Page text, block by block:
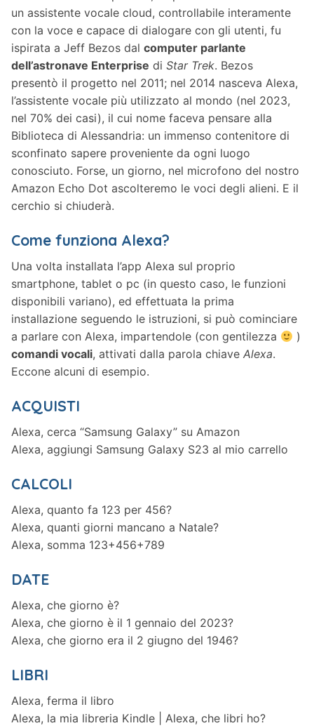
un assistente vocale cloud, controllabile interamente
con la voce e capace di dialogare con gli utenti, fu
ispirata a Jeff Bezos dal computer parlante
dell’astronave Enterprise di Star Trek. Bezos
presentò il progetto nel 2011; nel 2014 nasceva Alexa,
l’assistente vocale più utilizzato al mondo (nel 2023,
nel 70% dei casi), il cui nome faceva pensare alla
Biblioteca di Alessandria: un immenso contenitore di
sconfinato sapere proveniente da ogni luogo
conosciuto. Forse, un giorno, nel microfono del nostro
Amazon Echo Dot ascolteremo le voci degli alieni. E il
cerchio si chiuderà.
Come funziona Alexa?
Una volta installata l’app Alexa sul proprio
smartphone, tablet o pc (in questo caso, le funzioni
disponibili variano), ed effettuata la prima
installazione seguendo le istruzioni, si può cominciare
a parlare con Alexa, impartendole (con gentilezza
)
comandi vocali, attivati dalla parola chiave Alexa.
Eccone alcuni di esempio.
ACQUISTI
Alexa, cerca “Samsung Galaxy” su Amazon
Alexa, aggiungi Samsung Galaxy S23 al mio carrello
CALCOLI
Alexa, quanto fa 123 per 456?
Alexa, quanti giorni mancano a Natale?
Alexa, somma 123+456+789
DATE
Alexa, che giorno è?
Alexa, che giorno è il 1 gennaio del 2023?
Alexa, che giorno era il 2 giugno del 1946?
LIBRI
Alexa, ferma il libro
Alexa, la mia libreria Kindle | Alexa, che libri ho?